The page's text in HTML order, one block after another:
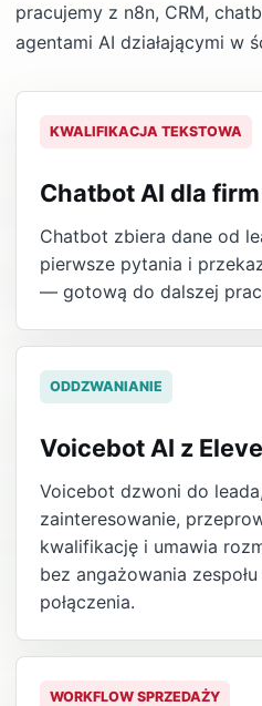
pracujemy z n8n, CRM,
agentami AI działającymi w
KWALIFIKACJA TEKSTOWA
Chatbot AI dla firm
Chatbot zbiera dane od
pierwsze pytania i
— gotową do dalszej
ODDZWANIANIE
Voicebot AI z
Voicebot dzwoni do
zainteresowanie,
kwalifikację i umawia
bez angażowania
połączenia.
WORKFLOW SPRZEDAŻY